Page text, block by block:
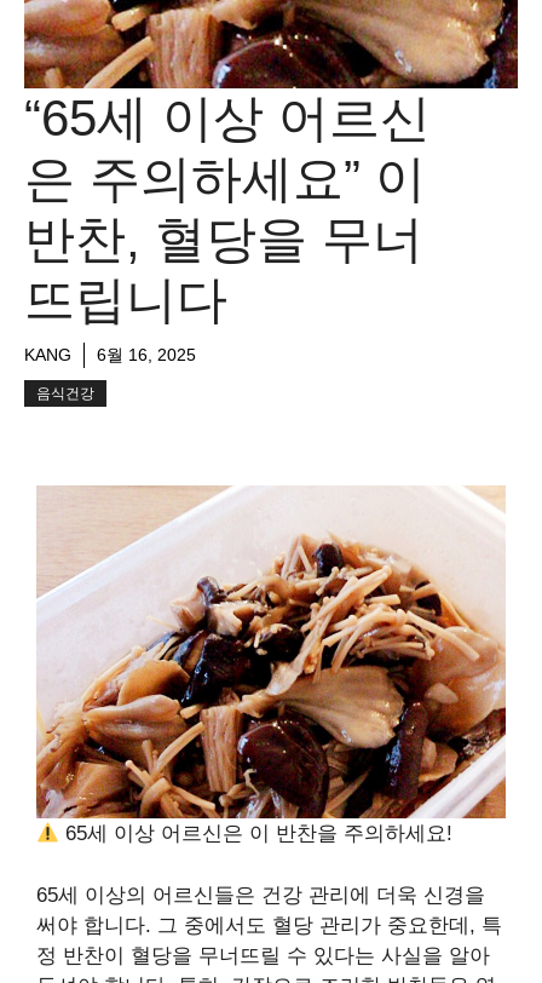
“65세 이상 어르신
은 주의하세요” 이
반찬, 혈당을 무너
뜨립니다
KANG 6월 16, 2025
음식건강
65세 이상 어르신은 이 반찬을 주의하세요!
65세 이상의 어르신들은 건강 관리에 더욱 신경을
써야 합니다. 그 중에서도 혈당 관리가 중요한데, 특
정 반찬이 혈당을 무너뜨릴 수 있다는 사실을 알아